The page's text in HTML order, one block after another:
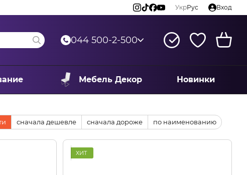
УкрРус Вход
044 500-2-500
Мебель Декор Новинки
сначала дешевле сначала дороже по наименованию
ХИТ